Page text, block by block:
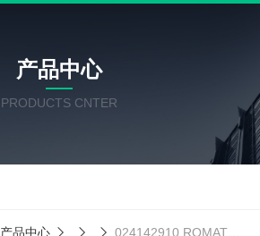
产品中心
PRODUCTS CNTER
产品中心 024142910 ROMAT德国CLOOS 送丝马达 024142910 ROMA